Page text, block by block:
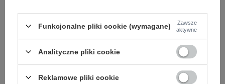
ZALOGUJ SIĘ I ZOBACZ CENĘ
Masz pytanie? Chętnie pomożemy.
Zadzwoń+48 601 547 740 Zadaj pytanie
Funkcjonalne pliki cookie (wymagane)
Zawsze
aktywne
Analityczne pliki cookie
Reklamowe pliki cookie